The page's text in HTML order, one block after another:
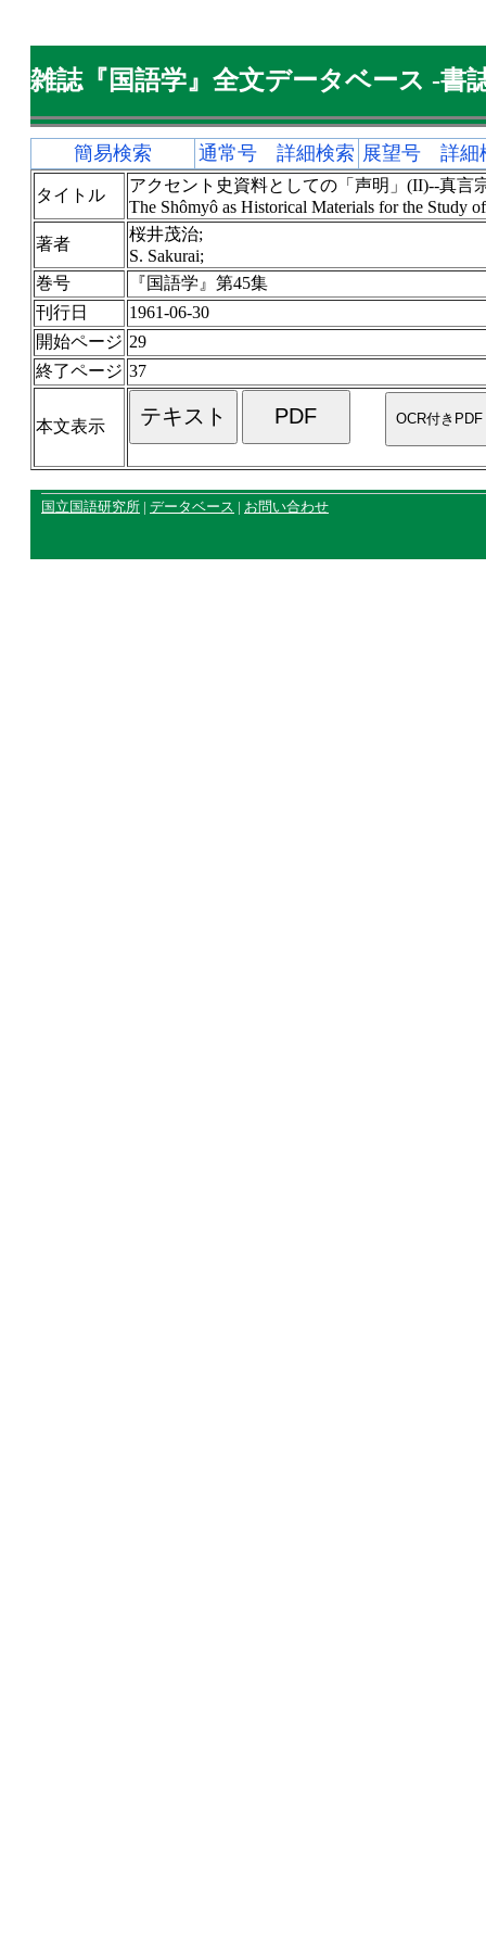
雑誌『国語学』全文データベース -書
簡易検索 通常号 詳細検索 展望号 詳細
タイトル
アクセント史資料としての「声明」(II)--真言
The Shômyô as Historical Materials for the Study
著者
桜井茂治;
S. Sakurai;
巻号
『国語学』第45集
刊行日
1961-06-30
開始ページ 29
終了ページ 37
本文表示
国立国語研究所 | データベース | お問い合わせ